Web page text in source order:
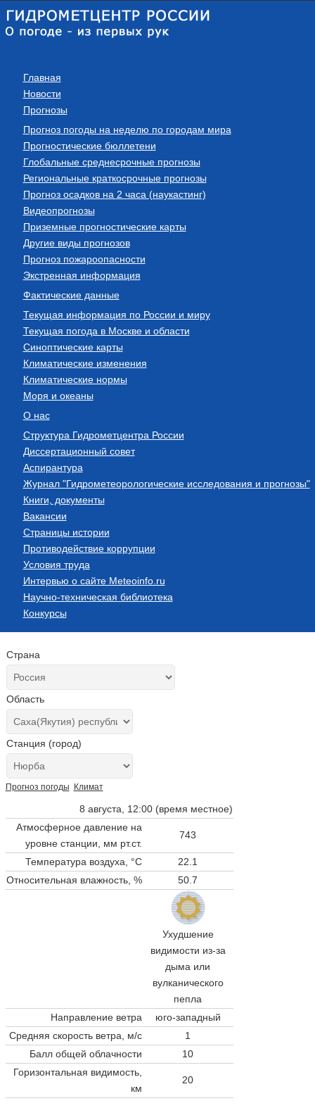
Главная
Новости
Прогнозы
Прогноз погоды на неделю по городам мира
Прогностические бюллетени
Глобальные среднесрочные прогнозы
Региональные краткосрочные прогнозы
Прогноз осадков на 2 часа (наукастинг)
Видеопрогнозы
Приземные прогностические карты
Другие виды прогнозов
Прогноз пожароопасности
Экстренная информация
Фактические данные
Текущая информация по России и миру
Текущая погода в Москве и области
Синоптические карты
Климатические изменения
Климатические нормы
Моря и океаны
О нас
Структура Гидрометцентра России
Диссертационный совет
Аспирантура
Журнал "Гидрометеорологические исследования и прогнозы"
Книги, документы
Вакансии
Страницы истории
Противодействие коррупции
Условия труда
Интервью о сайте Meteoinfo.ru
Научно-техническая библиотека
Конкурсы
Страна
Область
Станция (город)
Прогноз погоды Климат
8 августа, 12:00 (время местное)
Атмосферное давление на
уровне станции, мм рт.ст.
743
Температура воздуха, °C
22.1
Относительная влажность, %
50.7
Ухудшение
видимости из-за
дыма или
вулканического
пепла
Направление ветра
юго-западный
Средняя скорость ветра, м/с
1
Балл общей облачности
10
Горизонтальная видимость,
км
20